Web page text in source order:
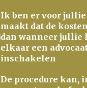
Ik ben er voor
maakt dat de
dan wanneer jullie
elkaar een
inschakelen
De procedure kan,